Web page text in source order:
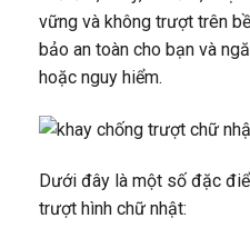
vững và không trượt trên
bảo an toàn cho bạn và
hoặc nguy hiểm.
Dưới đây là một số đặc
trượt hình chữ nhật: